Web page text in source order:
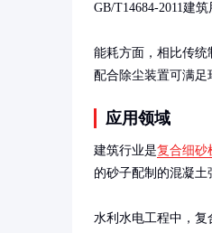
GB/T14684-2011建筑
能耗方面，相比传统
配合除尘装置可满足
应用领域
建筑行业是复合细砂
的砂子配制的混凝土
水利水电工程中，